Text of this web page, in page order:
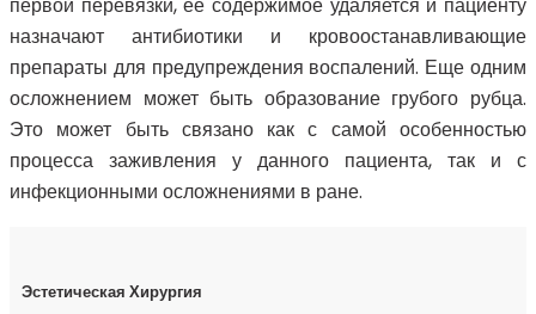
назначают антибиотики и кровоостанавливающие
препараты для предупреждения воспалений. Еще одним
осложнением может быть образование грубого рубца.
Это может быть связано как с самой особенностью
процесса заживления у данного пациента, так и с
инфекционными осложнениями в ране.
Эстетическая Хирургия